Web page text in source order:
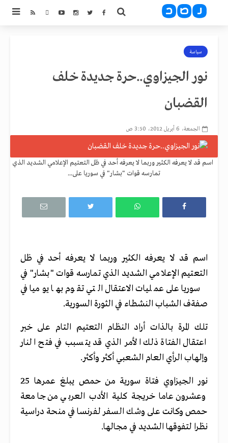
سياسة
نور الجيزاوي..حرة جديدة خلف
القضبان
الجمعة، 6 أبريل 2012، 3:50 ص
اسم قد لا يعرفه الكثير وربما لا يعرفه أحد في ظل التعتيم الإعلامي الشديد الذي
تمارسه قوات "بشار" في سوريا على...
اسم قد لا يعرفه الكثير وربما لا يعرفه أحد في ظل
التعتيم الإعلامي الشديد الذي تمارسه قوات "بشار" في
سوريا على عمليات الاعتقال التي تقوم بها يوميا في
صفةف الشباب النشطاء في الثورة السورية.
تلك المرة بالذات أراد النظام التعتيم التام على خبر
اعتقال الفتاة ذلك الأمر الذي قد يتسبب في فتح النار
وإلهاب الرأي العام الشعبي أكثر وأكثر.
نور الجيزاوي فتاة سورية من حمص يبلغ عمرها 25
وعشرون عاما خريجة كلية الأدب العربي من جامعة
حمص وكانت على وشك السفر لفرنسا في منحة دراسية
نظرا لتفوقها الشديد في مجالها.